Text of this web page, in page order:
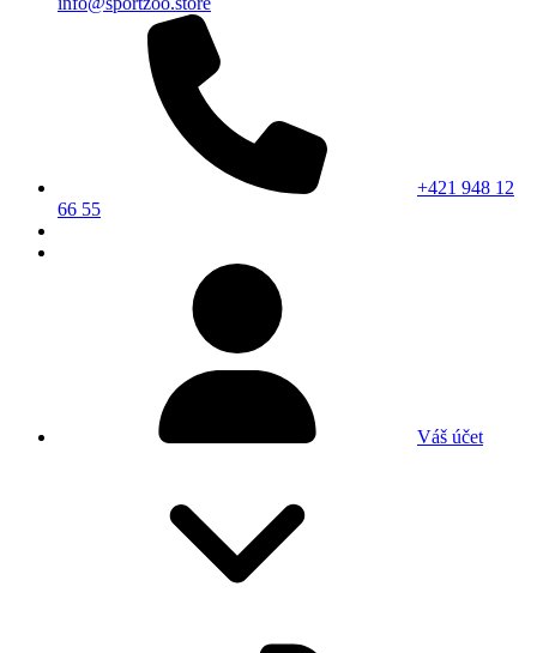
+421 948 12
66 55
Váš účet